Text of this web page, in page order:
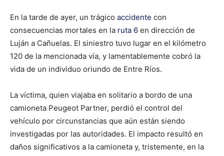
En la tarde de ayer, un trágico accidente con
consecuencias mortales en la ruta 6 en dirección de
Luján a Cañuelas. El siniestro tuvo lugar en el kilómetro
120 de la mencionada vía, y lamentablemente cobró la
vida de un individuo oriundo de Entre Ríos.
La víctima, quien viajaba en solitario a bordo de una
camioneta Peugeot Partner, perdió el control del
vehículo por circunstancias que aún están siendo
investigadas por las autoridades. El impacto resultó en
daños significativos a la camioneta y, tristemente, en la